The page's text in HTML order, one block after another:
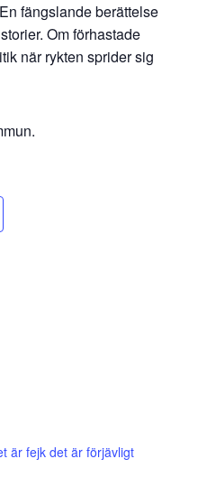
En fängslande berättelse
Om förhastade
när rykten sprider sig
är fejk det är förjävligt